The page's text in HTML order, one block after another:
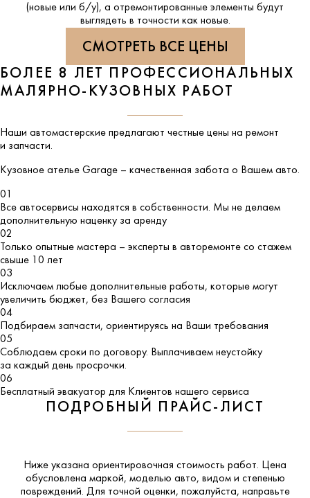
(новые или б/у), а отремонтированные элементы будут
выглядеть в точности как новые.
СМОТРЕТЬ ВСЕ ЦЕНЫ
БОЛЕЕ 8 ЛЕТ ПРОФЕССИОНАЛЬНЫХ
МАЛЯРНО-КУЗОВНЫХ РАБОТ
Наши автомастерские предлагают честные цены на ремонт
и запчасти.
Кузовное ателье Garage – качественная забота о Вашем авто.
01
Все автосервисы находятся в собственности. Мы не делаем
дополнительную наценку за аренду
02
Только опытные мастера – эксперты в авторемонте со стажем
свыше 10 лет
03
Исключаем любые дополнительные работы, которые могут
увеличить бюджет, без Вашего согласия
04
Подбираем запчасти, ориентируясь на Ваши требования
05
Соблюдаем сроки по договору. Выплачиваем неустойку
за каждый день просрочки.
06
Бесплатный эвакуатор для Клиентов нашего сервиса
ПОДРОБНЫЙ ПРАЙС-ЛИСТ
Ниже указана ориентировочная стоимость работ. Цена
обусловлена маркой, моделью авто, видом и степенью
повреждений. Для точной оценки, пожалуйста, направьте